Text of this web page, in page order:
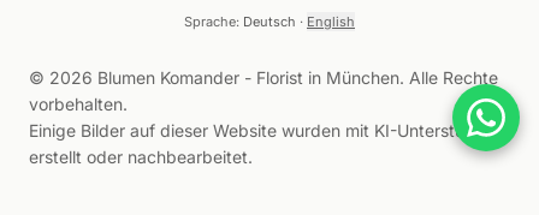
Sprache: Deutsch · English
© 2026 Blumen Komander - Florist in München. Alle Rechte
vorbehalten.
Einige Bilder auf dieser Website wurden mit KI-Unterstützung
erstellt oder nachbearbeitet.